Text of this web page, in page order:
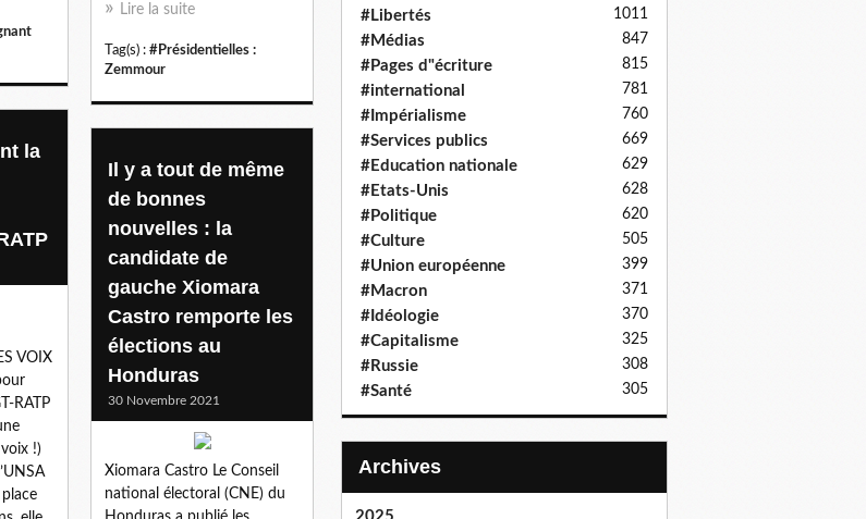
Lire la suite
Tag(s) : #Présidentielles :
Zemmour
la
VOIX
RATP
!)
Il y a tout de même
de bonnes
nouvelles : la
candidate de
gauche Xiomara
Castro remporte les
élections au
Honduras
30 Novembre 2021
Xiomara Castro Le Conseil
national électoral (CNE) du
#Libertés 1011
#Médias 847
#Pages d"écriture 815
#international 781
#Impérialisme 760
#Services publics 669
#Education nationale 629
#Etats-Unis 628
#Politique 620
#Culture 505
#Union européenne 399
#Macron 371
#Idéologie 370
#Capitalisme 325
#Russie 308
#Santé 305
Archives